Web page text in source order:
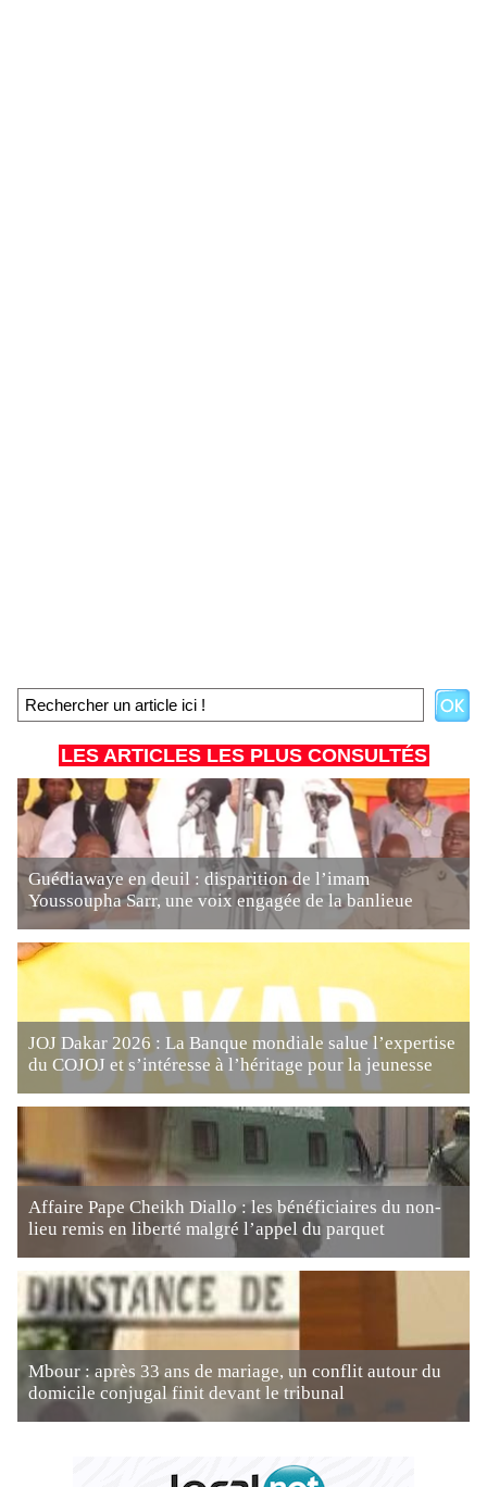
LES ARTICLES LES PLUS CONSULTÉS
Guédiawaye en deuil : disparition de l’imam
Youssoupha Sarr, une voix engagée de la banlieue
JOJ Dakar 2026 : La Banque mondiale salue l’expertise
du COJOJ et s’intéresse à l’héritage pour la jeunesse
Affaire Pape Cheikh Diallo : les bénéficiaires du non-
lieu remis en liberté malgré l’appel du parquet
Mbour : après 33 ans de mariage, un conflit autour du
domicile conjugal finit devant le tribunal